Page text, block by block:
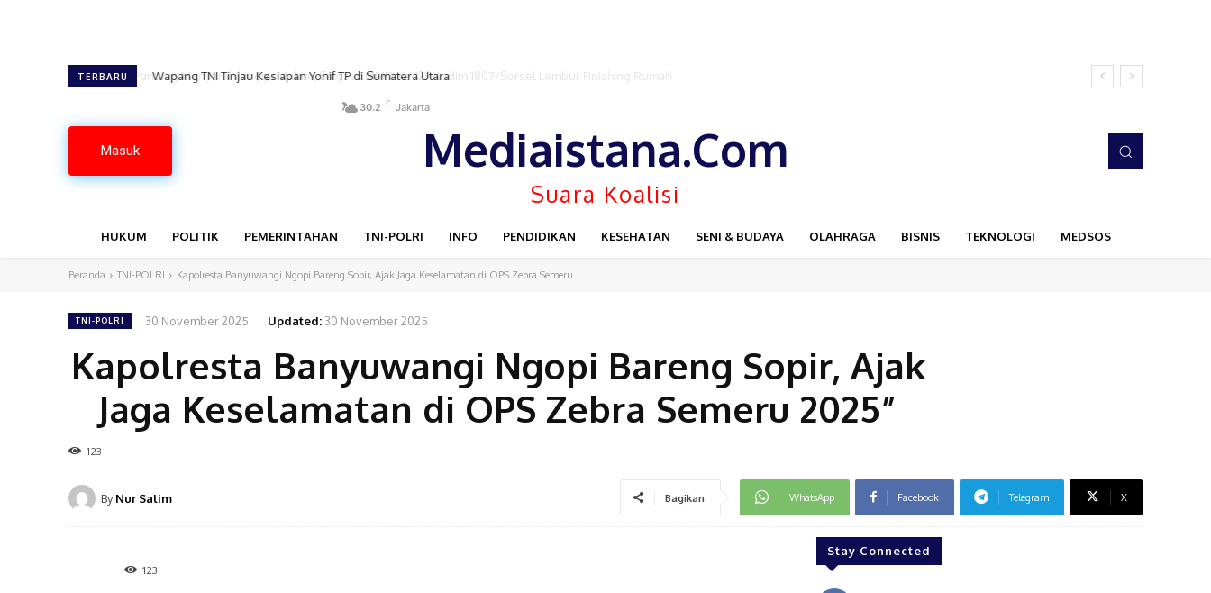
TERBARU Wapang TNI Tinjau Kesiapan Yonif TP di Sumatera Utara
Masuk
30.2 C Jakarta
Mediaistana.Com
Suara Koalisi
HUKUM POLITIK PEMERINTAHAN TNI-POLRI INFO PENDIDIKAN KESEHATAN SENI & BUDAYA OLAHRAGA BISNIS TEKNOLOGI MEDSOS
Beranda TNI-POLRI Kapolresta Banyuwangi Ngopi Bareng Sopir, Ajak Jaga Keselamatan di OPS Zebra Semeru...
TNI-POLRI 30 November 2025 Updated: 30 November 2025
Kapolresta Banyuwangi Ngopi Bareng Sopir, Ajak
Jaga Keselamatan di OPS Zebra Semeru 2025”
123
By Nur Salim Bagikan WhatsApp Facebook Telegram X
123
Stay Connected